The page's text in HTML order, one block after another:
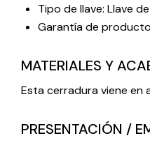
Tipo de llave: Llave
Garantía de
MATERIALES Y
Esta cerradura viene en
PRESENTACIÓN /